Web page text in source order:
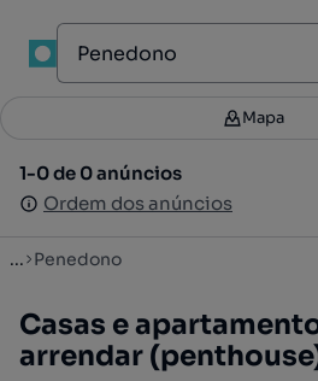
Filtros 3
1-0 de 0 anúncios
Ordem dos anúncios
Mapa
1-0 de 0 anúncios
Ordem dos anúncios
... Penedono
Casas e
arrendar